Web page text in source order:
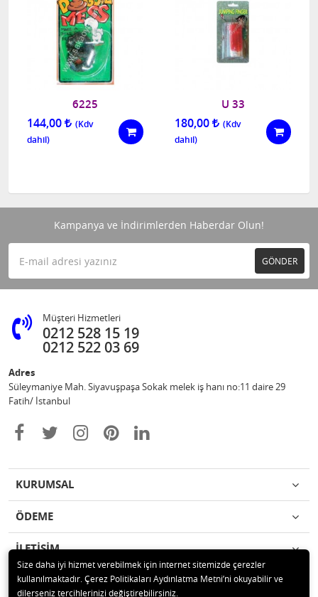
6225
144,00
U 33
180,00
Kampanya ve İndirimlerden Haberdar Olun!
GÖNDER
Müşteri Hizmetleri
0212 528 15 19
0212 522 03 69
Adres
Süleymaniye Mah. Siyavuşpaşa Sokak melek iş hanı no:11 daire 29
Fatih/ İstanbul
KURUMSAL
ÖDEME
İLETİŞİM
© 2020 Ufuk Şaka Oyunları ve Parti Malzemeleri Merkezi Tüm hakları
Size daha iyi hizmet verebilmek için internet sitemizde çerezler
kullanılmaktadır. Çerez Politikaları Aydınlatma Metni’ni okuyabilir ve
dilerseniz tercihlerinizi değiştirebilirsiniz.